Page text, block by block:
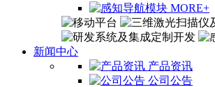
MORE+
新闻中心
产品资讯
公司公告